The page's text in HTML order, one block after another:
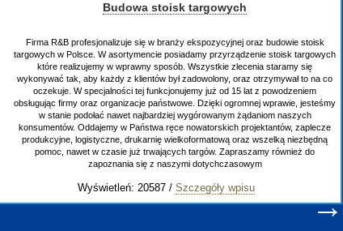
Budowa stoisk targowych
Firma R&B profesjonalizuje się w branży ekspozycyjnej oraz budowie stoisk
targowych w Polsce. W asortymencie posiadamy przyrządzenie stoisk targowych
które realizujemy w wprawny sposób. Wszystkie zlecenia staramy się
wykonywać tak, aby każdy z klientów był zadowolony, oraz otrzymywał to na co
oczekuje. W specjalności tej funkcjonujemy już od 15 lat z powodzeniem
obsługując firmy oraz organizacje państwowe. Dzięki ogromnej wprawie, jesteśmy
w stanie podołać nawet najbardziej wygórowanym żądaniom naszych
konsumentów. Oddajemy w Państwa ręce nowatorskich projektantów, zaplecze
produkcyjne, logistyczne, drukarnię wielkoformatową oraz wszelką niezbędną
pomoc, nawet w czasie już trwających targów. Zapraszamy również do
zapoznania się z naszymi dotychczasowym
Wyświetleń: 20587 / Szczegóły wpisu
→